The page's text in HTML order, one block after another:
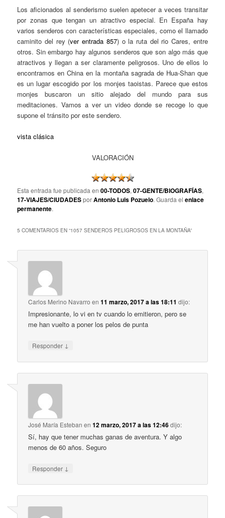
Los aficionados al senderismo suelen apetecer a veces transitar
por zonas que tengan un atractivo especial. En España hay
varios senderos con características especiales, como el llamado
caminito del rey (ver entrada 857) o la ruta del rio Cares, entre
otros. Sin embargo hay algunos senderos que son algo más que
atractivos y llegan a ser claramente peligrosos. Uno de ellos lo
encontramos en China en la montaña sagrada de Hua-Shan que
es un lugar escogido por los monjes taoistas. Parece que estos
monjes buscaron un sitio alejado del mundo para sus
meditaciones. Vamos a ver un video donde se recoge lo que
supone el tránsito por este sendero.
vista clásica
VALORACIÓN
Esta entrada fue publicada en00-TODOS,07-GENTE/BIOGRAFÍAS,
17-VIAJES/CIUDADESporAntonio Luis Pozuelo. Guarda elenlace
permanente.
5 COMENTARIOS EN “1057 SENDEROS PELIGROSOS EN LA MONTAÑA”
Carlos Merino Navarro en11 marzo, 2017 a las 18:11 dijo:
Impresionante, lo vi en tv cuando lo emitieron, pero se
me han vuelto a poner los pelos de punta
Responder ↓
José María Esteban en12 marzo, 2017 a las 12:46dijo:
Sí, hay que tener muchas ganas de aventura. Y algo
menos de 60 años. Seguro
Responder ↓